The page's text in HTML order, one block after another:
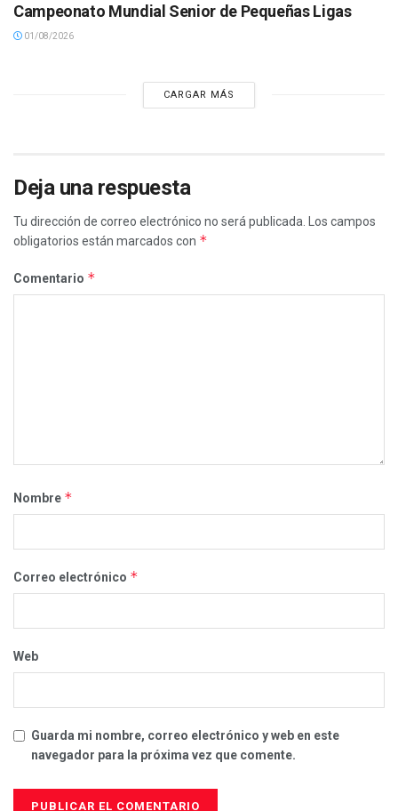
Campeonato Mundial Senior de Pequeñas Ligas
01/08/2026
CARGAR MÁS
Deja una respuesta
Tu dirección de correo electrónico no será publicada.
Los campos
obligatorios están marcados con *
Comentario *
Nombre *
Correo electrónico *
Web
Guarda mi nombre, correo electrónico y web en este
navegador para la próxima vez que comente.